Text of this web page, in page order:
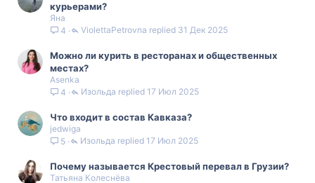
курьерами?
Яна
4
31 Дек 2025
ViolettaPetrovna
Можно ли курить в ресторанах и общественных
местах?
Asenka
4
17 Июл 2025
Изольда
Что входит в состав Кавказа?
jedwiga
5
17 Июл 2025
Изольда
Почему называется Крестовый перевал в Грузии?
Татьяна Колеснёва